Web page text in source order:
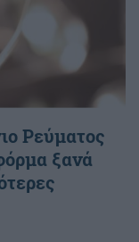
Ρεύματος
ξανά